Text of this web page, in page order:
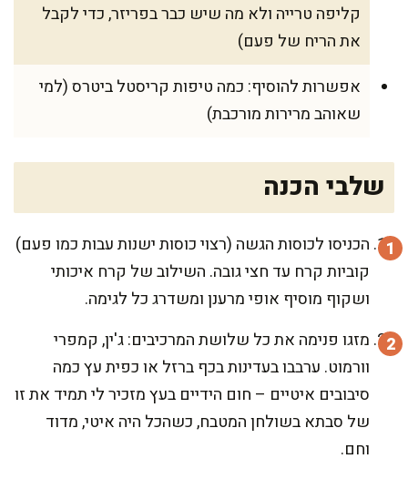
קליפה טרייה ולא מה שיש כבר בפריזר, כדי לקבל
את הריח של פעם)
אפשרות להוסיף: כמה טיפות קריסטל ביטרס (למי
שאוהב מרירות מורכבת)
שלבי הכנה
הכניסו לכוסות הגשה (רצוי כוסות ישנות עבות כמו פעם)
קוביות קרח עד חצי גובה. השילוב של קרח איכותי
ושקוף מוסיף אופי מרענן ומשדרג כל לגימה.
מזגו פנימה את כל שלושת המרכיבים: ג'ין, קמפרי
וורמוט. ערבבו בעדינות בכף ברזל או כפית עץ כמה
סיבובים איטיים – חום הידיים בעץ מזכיר לי תמיד את זו
של סבתא בשולחן המטבח, כשהכל היה איטי, מדוד
וחם.